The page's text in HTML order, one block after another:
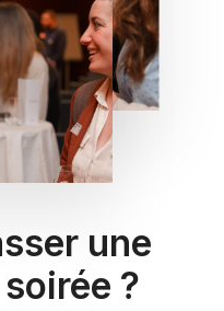
une
?